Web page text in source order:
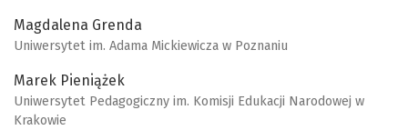
Magdalena Grenda
Uniwersytet im. Adama Mickiewicza w Poznaniu
Marek Pieniążek
Uniwersytet Pedagogiczny im. Komisji Edukacji Narodowej w
Krakowie